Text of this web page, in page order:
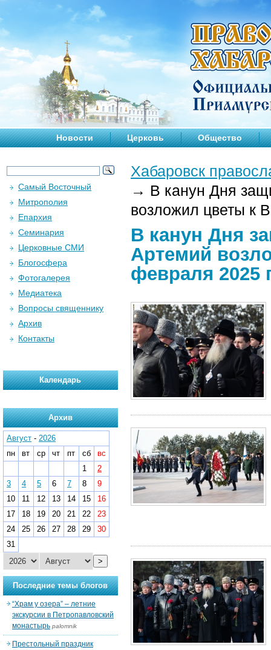
Новости Церковь Общество
Хабаровск
→ В канун Дня
возложил цветы к
В канун Дня
Артемий
февраля 2025
Самый Восточный
Митрополия
Епархия
Семинария
Церковные СМИ
Блогосфера
Фотогалерея
Медиатека
Вопросы священнику
Архив
Контакты
Календарь
Архив
Август - 2026
пн
вт ср чт пт сб
вс
1
2
3
4 5 6 7 8
9
10
11 12 13 14 15
16
17
18 19 20 21 22
23
24
25 26 27 28 29
30
31
>
Последние темы блогов
“Храм у озера” – летние
экскурсии в Петропавловский
монастырь palomnik
Престольный праздник